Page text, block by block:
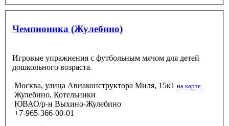
Чемпионика (Жулебино)
Игровые упражнения с футбольным мячом для детей
дошкольного возраста.
Москва, улица Авиаконструктора Миля, 15к1 на карте
Жулебино, Котельники
ЮВАО/р-н Выхино-Жулебино
+7-965-366-00-01